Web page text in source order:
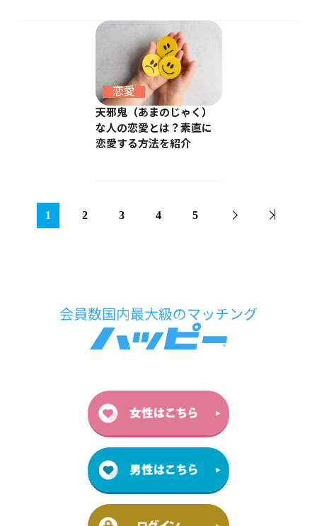
恋愛
天邪鬼（あまのじゃく）
な人の恋愛とは？素直に
恋愛する方法を紹介
1 2 3 4 5